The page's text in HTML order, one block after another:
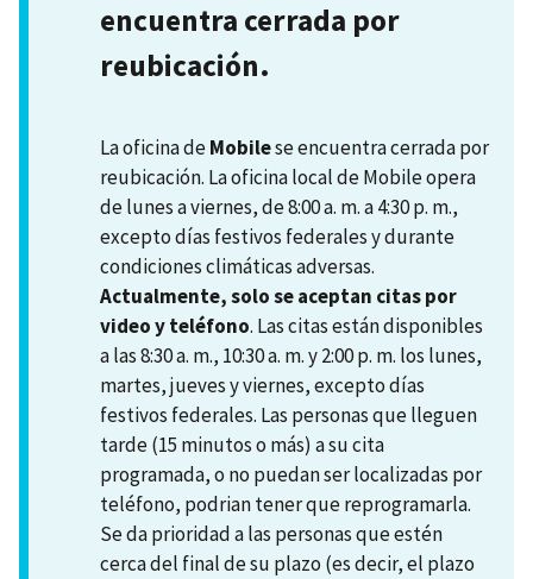
encuentra cerrada por
reubicación.
La oficina deMobilese encuentra cerrada por
reubicación. La oficina local de Mobile opera
de lunes a viernes, de 8:00 a. m. a 4:30 p. m.,
excepto días festivos federales y durante
condiciones climáticas adversas.
Actualmente, solo se aceptan citas por
video y teléfono. Las citas están disponibles
a las 8:30 a. m., 10:30 a. m. y 2:00 p. m. los lunes,
martes, jueves y viernes, excepto días
festivos federales. Las personas que lleguen
tarde (15 minutos o más) a su cita
programada, o no puedan ser localizadas por
teléfono, podrian tener que reprogramarla.
Se da prioridad a las personas que estén
cerca del final de su plazo (es decir, el plazo